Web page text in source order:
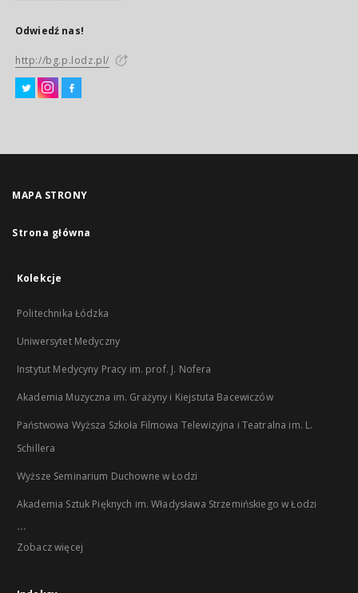
Odwiedź nas!
http://bg.p.lodz.pl/
MAPA STRONY
Strona główna
Kolekcje
Politechnika Łódzka
Uniwersytet Medyczny
Instytut Medycyny Pracy im. prof. J. Nofera
Akademia Muzyczna im. Grażyny i Kiejstuta Bacewiczów
Państwowa Wyższa Szkoła Filmowa Telewizyjna i Teatralna im. L.
Schillera
Wyższe Seminarium Duchowne w Łodzi
Akademia Sztuk Pięknych im. Władysława Strzemińskiego w Łodzi
...
Zobacz więcej